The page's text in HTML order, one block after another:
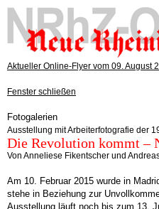
Aktueller Online-Flyer vom 09. August
Fenster schließen
Fotogalerien
Ausstellung mit Arbeiterfotografie der
Die Revolution kommt –
Von Anneliese Fikentscher und
Am 10. Februar 2015 wurde in
stehe in Beziehung zur
Ausstellung läuft noch bis zum 13.